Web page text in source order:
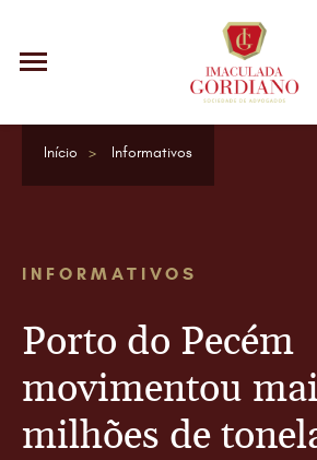
Início Informativos
INFORMATIVOS
Porto do Pecém
movimentou
milhões de